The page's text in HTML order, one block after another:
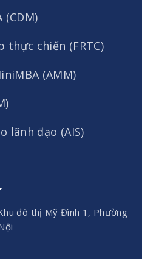
(CDM)
thực chiến (FRTC)
(AMM)
lãnh đạo (AIS)
đô thị Mỹ Đình 1, Phường